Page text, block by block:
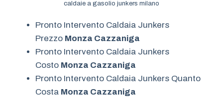
caldaie a gasolio junkers milano
Pronto Intervento Caldaia Junkers
Prezzo Monza Cazzaniga
Pronto Intervento Caldaia Junkers
Costo Monza Cazzaniga
Pronto Intervento Caldaia Junkers Quanto
Costa Monza Cazzaniga